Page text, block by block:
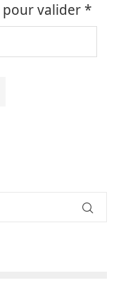
pour valider*